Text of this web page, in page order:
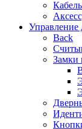
Управление
Back
Замки